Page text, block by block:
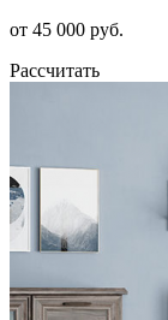
от 45 000 руб.
Рассчитать